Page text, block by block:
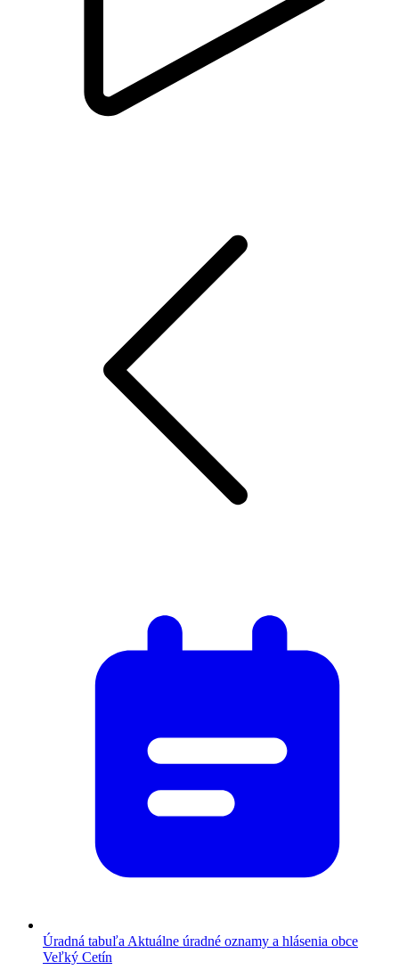
Úradná tabuľa Aktuálne úradné oznamy a hlásenia obce
Veľký Cetín